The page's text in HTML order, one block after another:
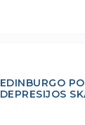
EDINBURGO
DEPRESIJOS